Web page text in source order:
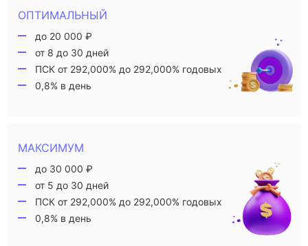
ОПТИМАЛЬНЫЙ
до 20 000 ₽
от 8 до 30 дней
ПСК от 292,000% до 292,000% годовых
0,8% в день
МАКСИМУМ
до 30 000 ₽
от 5 до 30 дней
ПСК от 292,000% до 292,000% годовых
0,8% в день